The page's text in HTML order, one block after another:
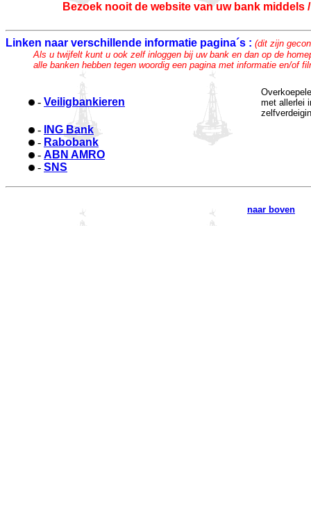
Bezoek nooit de website van uw bank middels
Linken naar verschillende informatie pagina´s : (dit zijn
Als u twijfelt kunt u ook zelf inloggen bij uw bank en dan op de
alle banken hebben tegen woordig een pagina met informatie en/of
- Veiligbankieren
met allerlei
-
ING Bank
- Rabobank
- ABN AMRO
- SNS
naar boven